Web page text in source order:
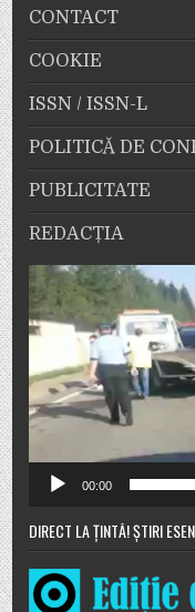
CONTACT
COOKIE
ISSN / ISSN-L
POLITICĂ DE
PUBLICITATE
REDACȚIA
Player
video
00:00
DIRECT LA ȚINTĂ! ȘTIRI